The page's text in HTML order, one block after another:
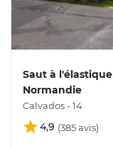
Saut à
Normandie
Calvados - 14
4,9